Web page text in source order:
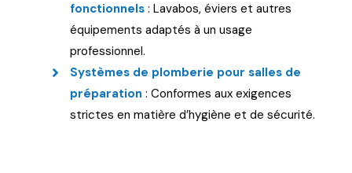
fonctionnels: Lavabos, éviers et autres
équipements adaptés à un usage
professionnel.
Systèmes de plomberie pour salles de
préparation: Conformes aux exigences
strictes en matière d’hygiène et de sécurité.